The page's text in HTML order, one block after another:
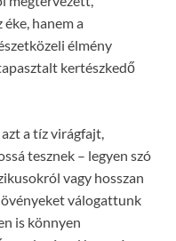
hanem a
élmény
kertészkedő
a tíz virágfajt,
tesznek – legyen szó
vagy hosszan
válogattunk
is könnyen